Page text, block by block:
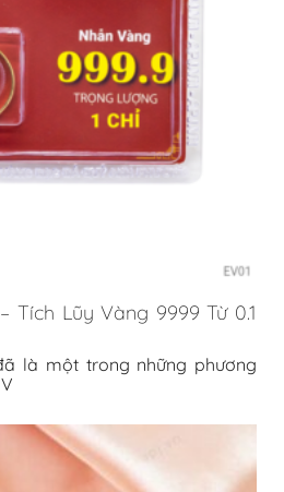
Tích Lũy Vàng 9999 Từ 0.1
là một trong những phương